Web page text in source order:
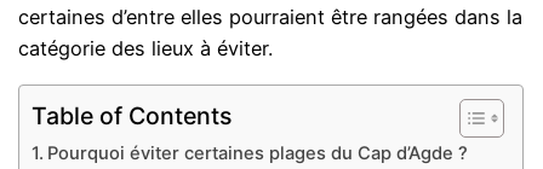
certaines d’entre elles pourraient être rangées dans la
catégorie des lieux à éviter.
Table of Contents
Pourquoi éviter certaines plages du Cap d’Agde ?